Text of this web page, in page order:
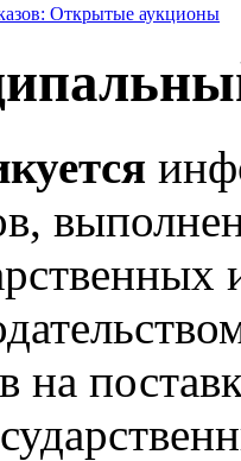
Открытые аукционы
на